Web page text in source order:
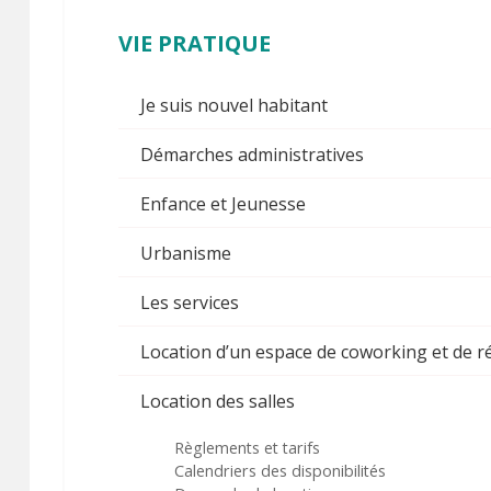
VIE PRATIQUE
Je suis nouvel habitant
Démarches administratives
Enfance et Jeunesse
Urbanisme
Les services
Location d’un espace de coworking et de
Location des salles
Règlements et tarifs
Calendriers des disponibilités